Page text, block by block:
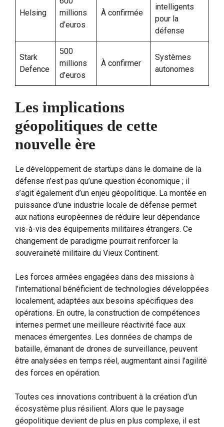
Helsing
millions
d’euros
À confirmée
intelligents
pour la
défense
Stark
Defence
500
millions
d’euros
À confirmer
Systèmes
autonomes
Les implications
géopolitiques de cette
nouvelle ère
Le développement de startups dans le domaine de la
défense n’est pas qu’une question économique ; il
s’agit également d’un enjeu géopolitique. La montée en
puissance d’une industrie locale de défense permet
aux nations européennes de réduire leur dépendance
vis-à-vis des équipements militaires étrangers. Ce
changement de paradigme pourrait renforcer la
souveraineté militaire du Vieux Continent.
Les forces armées engagées dans des missions à
l’international bénéficient de technologies développées
localement, adaptées aux besoins spécifiques des
opérations. En outre, la construction de compétences
internes permet une meilleure réactivité face aux
menaces émergentes. Les données de champs de
bataille, émanant de drones de surveillance, peuvent
être analysées en temps réel, augmentant ainsi l’agilité
des forces en opération.
Toutes ces innovations contribuent à la création d’un
écosystème plus résilient. Alors que le paysage
géopolitique devient de plus en plus complexe, il est